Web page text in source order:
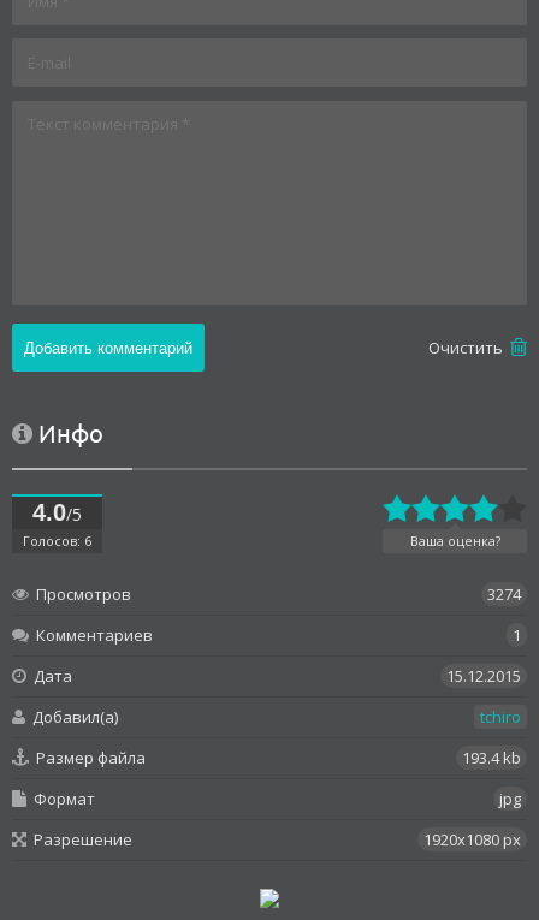
Oчистить
Инфо
4.0/5
Голосов: 6 Ваша оценка?
Просмотров
3274
Комментариев
1
Дата
15.12.2015
Добавил(а)
tchiro
Размер файла
193.4 kb
Формат
jpg
Разрешение
1920x1080 px